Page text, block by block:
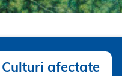
Culturi afectate